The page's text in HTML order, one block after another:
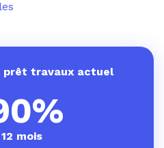
prêt travaux actuel
mois